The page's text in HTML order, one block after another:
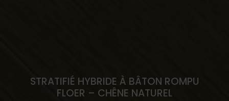
STRATIFIÉ HYBRIDE À BÂTON ROMPU
FLOER – CHÊNE NATUREL